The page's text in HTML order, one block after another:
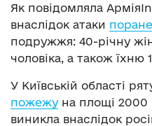
Як повідомляла
внаслідок атаки
подружжя: 40-річну
чоловіка, а також їхню
У Київській області
пожежу на площі 2000
виникла внаслідок